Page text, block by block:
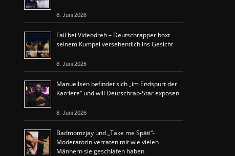
8. Juni 2026
Fail bei Videodreh – Deutschrapper boxt
seinem Kumpel versehentlich ins Gesicht
8. Juni 2026
Manuellsen befindet sich „im Endspurt der
Karriere“ und will Deutschrap-Star exposen
8. Juni 2026
Badmomzjay und „Take me Späti“-
Moderatorin verraten mit wie vielen
Männern sie geschlafen haben